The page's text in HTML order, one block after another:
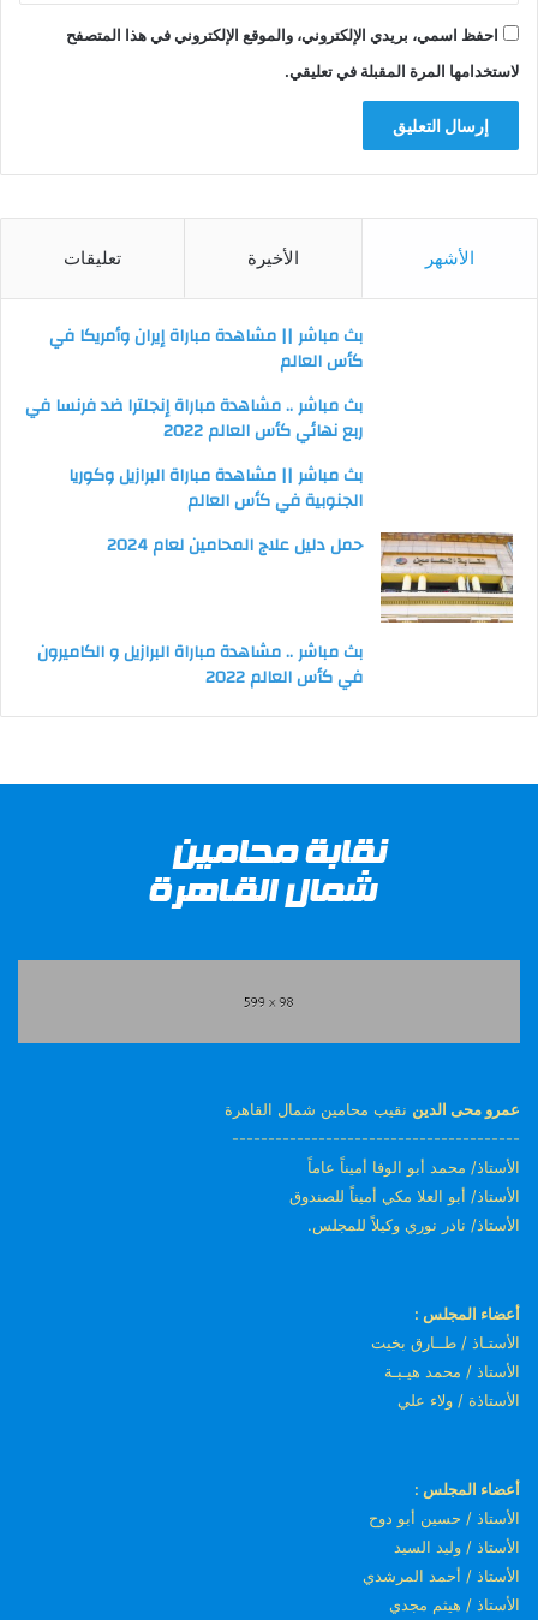
احفظ اسمي، بريدي الإلكتروني، والموقع الإلكتروني في هذا المتصفح
لاستخدامها المرة المقبلة في تعليقي.
الأشهر الأخيرة تعليقات
بث مباشر || مشاهدة مباراة إيران وأمريكا في
كأس العالم
بث مباشر .. مشاهدة مباراة إنجلترا ضد فرنسا في
ربع نهائي كأس العالم 2022
بث مباشر || مشاهدة مباراة البرازيل وكوريا
الجنوبية في كأس العالم
حمل دليل علاج المحامين لعام 2024
بث مباشر .. مشاهدة مباراة البرازيل و الكاميرون
في كأس العالم 2022
عمرو محى الدين نقيب محامين شمال القاهرة
----------------------------------------
الأستاذ/ محمد أبو الوفا أميناً عاماً
الأستاذ/ أبو العلا مكي أميناً للصندوق
الأستاذ/ نادر نوري وكيلاً للمجلس.
أعضاء المجلس :
الأستـاذ / طــارق بخيت
الأستاذ / محمد هيـبـة
الأستاذة / ولاء علي
أعضاء المجلس :
الأستاذ / حسين أبو دوح
الأستاذ / وليد السيد
الأستاذ / أحمد المرشدي
الأستاذ / هيثم مجدي